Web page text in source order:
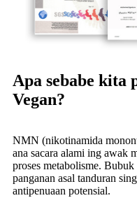
Apa sebabe kita
Vegan?
NMN (nikotinamida
ana sacara alami ing awak
proses metabolisme.
panganan asal tanduran
antipenuaan potensial.